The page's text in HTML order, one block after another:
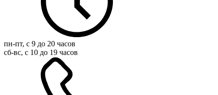
пн-пт, с 9 до 20 часов
сб-вс, с 10 до 19 часов